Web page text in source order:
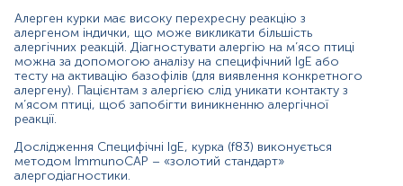
Матеріал
сироватка крові
Зміст:
Синоніми
Алерген курки має високу перехресну реакцію з
алергеном індички, що може викликати більшість
алергічних реакцій. Діагностувати алергію на м’ясо птиці
можна за допомогою аналізу на специфічний IgE або
тесту на активацію базофілів (для виявлення конкретного
алергену). Пацієнтам з алергією слід уникати контакту з
м’ясом птиці, щоб запобігти виникненню алергічної
реакції.
Дослідження Специфічні IgE, курка (f83) виконується
методом ІmmunoCAP – «золотий стандарт»
алергодіагностики.